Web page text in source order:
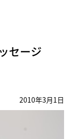
セージ
2010年3月1日